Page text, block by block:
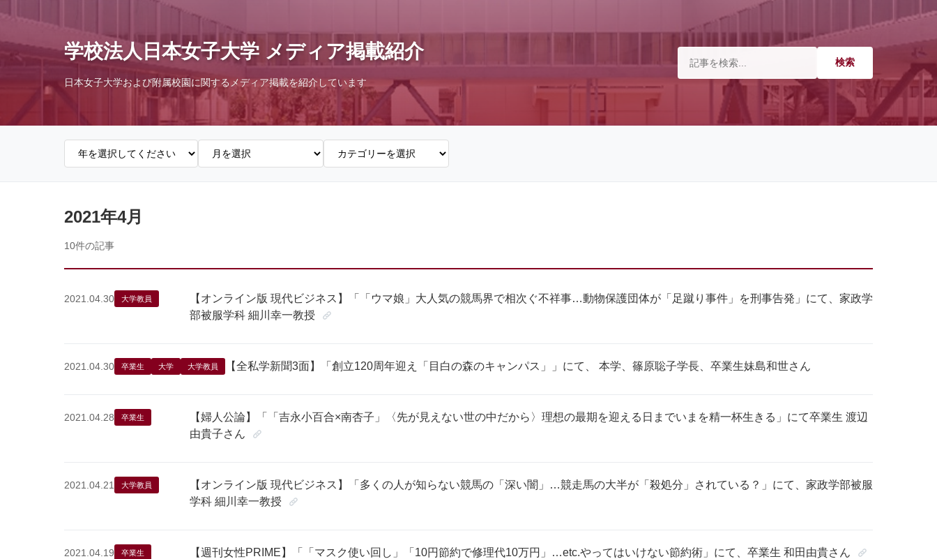
学校法人日本女子大学 メディア掲載紹介
日本女子大学および附属校園に関するメディア掲載を紹介しています
2021年4月
10件の記事
2021.04.30 大学教員
【オンライン版 現代ビジネス】「「ウマ娘」大人気の競馬界で相次ぐ不祥事…動物保護団体が「足蹴り事件」を刑事告発」にて、家政学
部被服学科 細川幸一教授
2021.04.30 卒業生 大学 大学教員 【全私学新聞3面】「創立120周年迎え「目白の森のキャンパス」」にて、 本学、篠原聡子学長、卒業生妹島和世さん
2021.04.28 卒業生
【婦人公論】「「吉永小百合×南杏子」〈先が見えない世の中だから〉理想の最期を迎える日までいまを精一杯生きる」にて卒業生 渡辺
由貴子さん
2021.04.21 大学教員
【オンライン版 現代ビジネス】「多くの人が知らない競馬の「深い闇」…競走馬の大半が「殺処分」されている？」にて、家政学部被服
学科 細川幸一教授
2021.04.19 卒業生 【週刊女性PRIME】「「マスク使い回し」「10円節約で修理代10万円」…etc.やってはいけない節約術」にて、卒業生 和田由貴さん